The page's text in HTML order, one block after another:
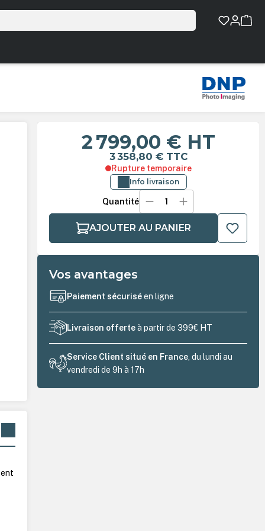
2 799,00 € HT
3 358,80 € TTC
Rupture temporaire
Info livraison
Quantité
AJOUTER AU PANIER
Vos avantages
Paiement sécuriséen ligne
Livraison offerteà partir de 399€ HT
Service Client situé en France , du lundi au
vendredi de 9h à 17h